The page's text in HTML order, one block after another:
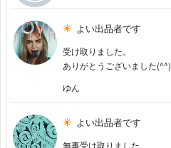
よい出品者です
受け取りました。
ありがとうございました(^^)
ゆん
よい出品者です
無事受け取りました